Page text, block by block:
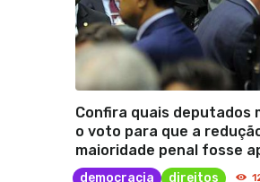
Confira quais deputados
o voto para que a
maioridade penal fosse
democracia direitos